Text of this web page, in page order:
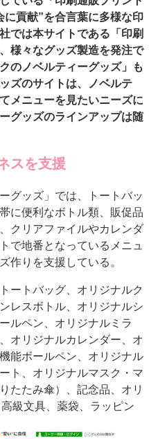
様なビジネス・多彩な商材～
製本機特集
2022 検査・校正特集
貢献”を合言葉に多様な印
では本サイトである「印刷
様々なグッズ製造を発注で
のノベルティーグッズ」も
ズのサイトは、ノベルテ
メニューを見たいニーズに
グッズのラインアップは随
スを支援
グッズ」では、トートバッ
に便利なボトル類、販促品
クリアファイルやカレンダ
で地番となっているメニュ
作りを支援している。
ートバッグ、オリジナルク
レスボトル、オリジナルシ
ルペン、オリジナルミラ
オリジナルカレンダー、オ
能ボールペン、オリジナル
ト、オリジナルマスク・マ
たたみ傘）、記念品、オリ
級文具、薬袋、ラッピン